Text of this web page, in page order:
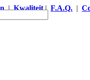
|Kwaliteit| F.A.Q. |